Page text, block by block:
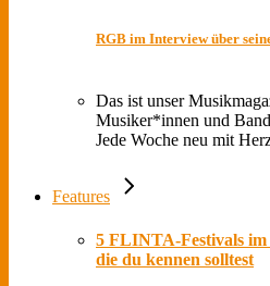
RGB im Interview über
Das ist unser
Musiker*innen und
Jede Woche neu mit
Features
5 FLINTA-Festivals im
die du kennen solltest